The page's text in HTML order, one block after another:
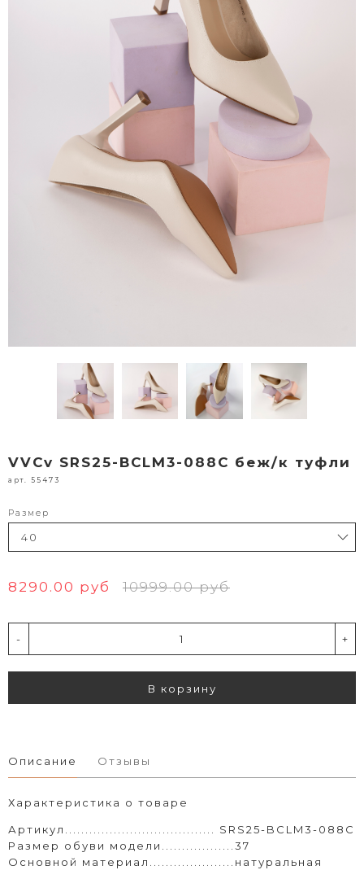
VVCv SRS25-BCLM3-088C беж/к туфли
арт. 55473
Размер
8290.00 руб 10999.00 руб
- +
В корзину
Описание Отзывы
Характеристика о товаре
Артикул..................................... SRS25-BCLM3-088C
Размер обуви модели..................37
Основной материал.....................натуральная